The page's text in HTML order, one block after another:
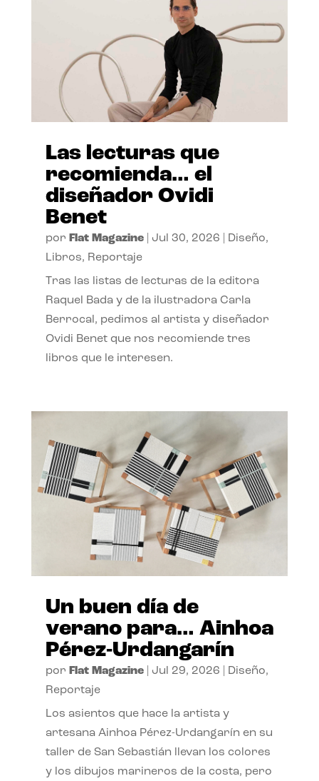
Las lecturas que
recomienda… el
diseñador Ovidi
Benet
por Flat Magazine| Jul 30, 2026 Diseño,
Libros, Reportaje
Tras las listas de lecturas de la editora
Raquel Bada y de la ilustradora Carla
Berrocal, pedimos al artista y diseñador
Ovidi Benet que nos recomiende tres
libros que le interesen.
Un buen día de
verano para… Ainhoa
Pérez-Urdangarín
por Flat Magazine| Jul 29, 2026 Diseño,
Reportaje
Los asientos que hace la artista y
artesana Ainhoa Pérez-Urdangarín en su
taller de San Sebastián llevan los colores
y los dibujos marineros de la costa, pero